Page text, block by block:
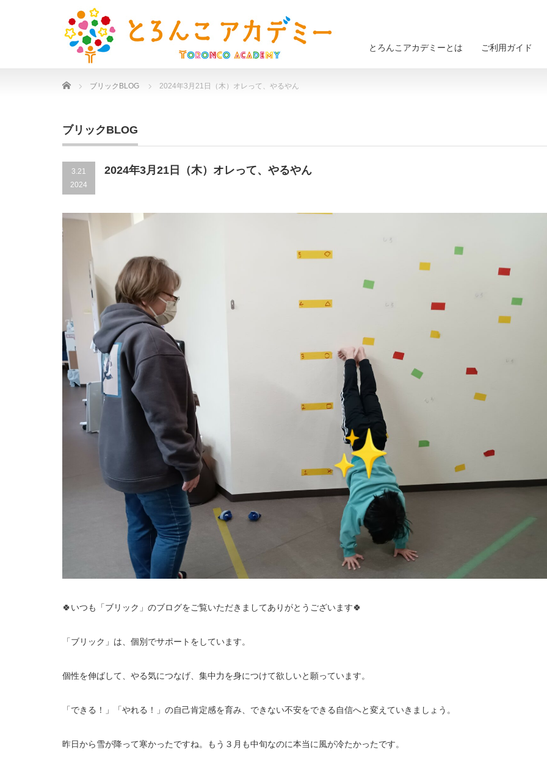
とろんこアカデミーとは ご利用ガイド
Home ブリックBLOG 2024年3月21日（木）オレって、やるやん
ブリックBLOG
3.21
2024
2024年3月21日（木）オレって、やるやん
🍀いつも「ブリック」のブログをご覧いただきましてありがとうございます🍀
「ブリック」は、個別でサポートをしています。
個性を伸ばして、やる気につなげ、集中力を身につけて欲しいと願っています。
「できる！」「やれる！」の自己肯定感を育み、できない不安をできる自信へと変えていきましょう。
昨日から雪が降って寒かったですね。もう３月も中旬なのに本当に風が冷たかったです。